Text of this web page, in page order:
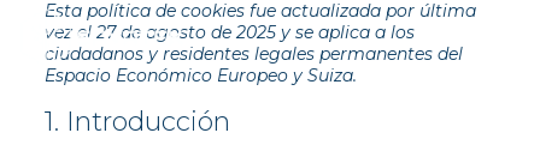
Esta política de cookies fue actualizada por última
vez el 27 de agosto de 2025 y se aplica a los
ciudadanos y residentes legales permanentes del
Espacio Económico Europeo y Suiza.
1. Introducción